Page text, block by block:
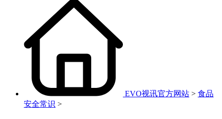
EVO视讯官方网站 > 食品
安全常识 >